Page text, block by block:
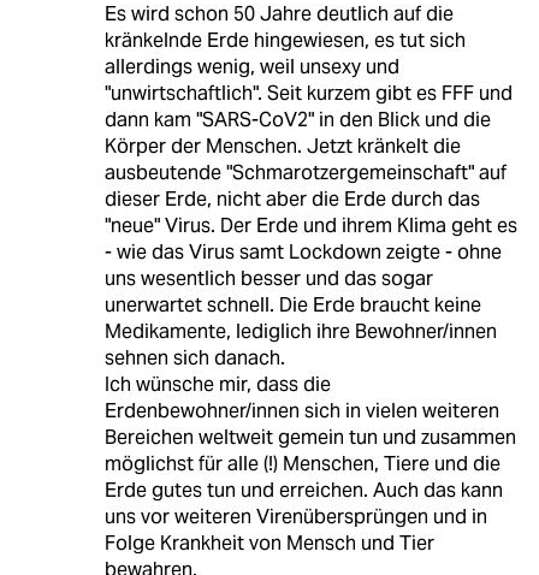
Es wird schon 50 Jahre deutlich auf die
kränkelnde Erde hingewiesen, es tut sich
allerdings wenig, weil unsexy und
"unwirtschaftlich". Seit kurzem gibt es FFF und
dann kam "SARS-CoV2" in den Blick und die
Körper der Menschen. Jetzt kränkelt die
ausbeutende "Schmarotzergemeinschaft" auf
dieser Erde, nicht aber die Erde durch das
"neue" Virus. Der Erde und ihrem Klima geht es
- wie das Virus samt Lockdown zeigte - ohne
uns wesentlich besser und das sogar
unerwartet schnell. Die Erde braucht keine
Medikamente, lediglich ihre Bewohner/innen
sehnen sich danach.
Ich wünsche mir, dass die
Erdenbewohner/innen sich in vielen weiteren
Bereichen weltweit gemein tun und zusammen
möglichst für alle (!) Menschen, Tiere und die
Erde gutes tun und erreichen. Auch das kann
uns vor weiteren Virenübersprüngen und in
Folge Krankheit von Mensch und Tier
bewahren.